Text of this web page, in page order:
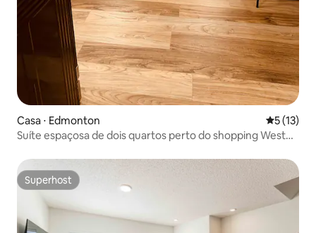
Casa ⋅ Edmonton 5 de uma
5 (13)
Suíte espaçosa de dois quartos perto do shopping West
Superhost
Superhost